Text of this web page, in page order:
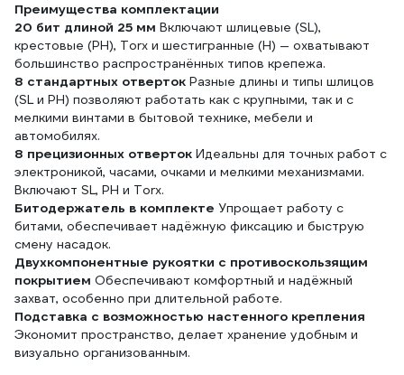
Преимущества комплектации
20 бит длиной 25 мм Включают шлицевые (SL),
крестовые (PH), Torx и шестигранные (H) — охватывают
большинство распространённых типов крепежа.
8 стандартных отверток Разные длины и типы шлицов
(SL и PH) позволяют работать как с крупными, так и с
мелкими винтами в бытовой технике, мебели и
автомобилях.
8 прецизионных отверток Идеальны для точных работ с
электроникой, часами, очками и мелкими механизмами.
Включают SL, PH и Torx.
Битодержатель в комплекте Упрощает работу с
битами, обеспечивает надёжную фиксацию и быструю
смену насадок.
Двухкомпонентные рукоятки с противоскользящим
покрытием Обеспечивают комфортный и надёжный
захват, особенно при длительной работе.
Подставка с возможностью настенного крепления
Экономит пространство, делает хранение удобным и
визуально организованным.